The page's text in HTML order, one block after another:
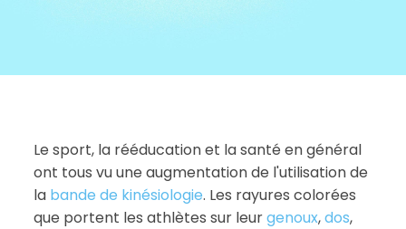
Le sport, la rééducation et la santé en général
ont tous vu une augmentation de l'utilisation de
la bande de kinésiologie. Les rayures colorées
que portent les athlètes sur leurgenoux,dos,